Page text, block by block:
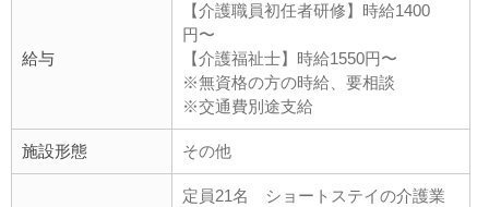
給与
【介護職員初任者研修】時給1400
円〜
【介護福祉士】時給1550円〜
※無資格の方の時給、要相談
※交通費別途支給
施設形態 その他
定員21名 ショートステイの介護業